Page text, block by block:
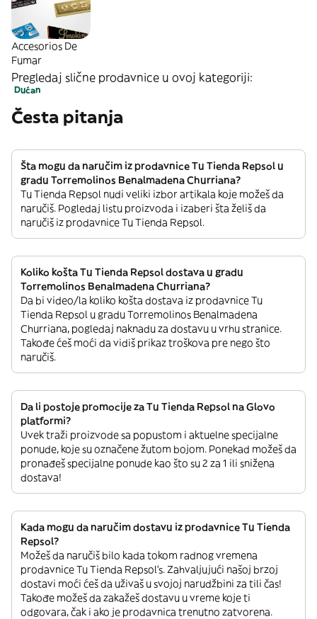
Accesorios De
Fumar
Pregledaj slične prodavnice u ovoj kategoriji:
Dućan
Česta pitanja
Šta mogu da naručim iz prodavnice Tu Tienda Repsol u
gradu Torremolinos Benalmadena Churriana?
Tu Tienda Repsol nudi veliki izbor artikala koje možeš da
naručiš. Pogledaj listu proizvoda i izaberi šta želiš da
naručiš iz prodavnice Tu Tienda Repsol.
Koliko košta Tu Tienda Repsol dostava u gradu
Torremolinos Benalmadena Churriana?
Da bi video/la koliko košta dostava iz prodavnice Tu
Tienda Repsol u gradu Torremolinos Benalmadena
Churriana, pogledaj naknadu za dostavu u vrhu stranice.
Takođe ćeš moći da vidiš prikaz troškova pre nego što
naručiš.
Da li postoje promocije za Tu Tienda Repsol na Glovo
platformi?
Uvek traži proizvode sa popustom i aktuelne specijalne
ponude, koje su označene žutom bojom. Ponekad možeš da
pronađeš specijalne ponude kao što su 2 za 1 ili snižena
dostava!
Kada mogu da naručim dostavu iz prodavnice Tu Tienda
Repsol?
Možeš da naručiš bilo kada tokom radnog vremena
prodavnice Tu Tienda Repsol’s. Zahvaljujući našoj brzoj
dostavi moći ćeš da uživaš u svojoj narudžbini za tili čas!
Takođe možeš da zakažeš dostavu u vreme koje ti
odgovara, čak i ako je prodavnica trenutno zatvorena.